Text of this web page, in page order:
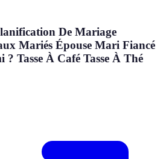
De Mariage
Mariés Épouse Mari Fiancé
? Tasse À Café Tasse À Thé